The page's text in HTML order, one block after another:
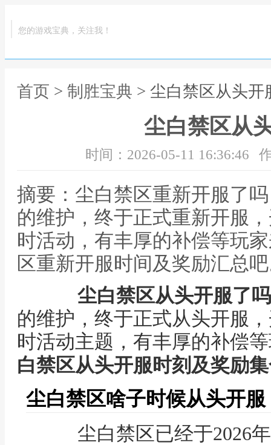
您的游戏宝典，关注我！
首页 > 制胜宝典 > 尘白禁区从头开
尘白禁区从
时间：2026-05-11 16:36:46
摘要：尘白禁区重新开服了
的维护，终于正式重新开服
时活动，有丰厚的补偿等玩
区重新开服时间及奖励汇总
尘白禁区从头开服了吗
的维护，终于正式从头开服
时活动主题，有丰厚的补偿
白禁区从头开服时刻及奖励
尘白禁区啥子时候从头开服
尘白禁区已经于2026年